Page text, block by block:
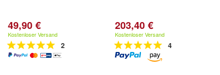
49,90 €
Kostenloser Versand
2
203,40 €
Kostenloser Versand
4